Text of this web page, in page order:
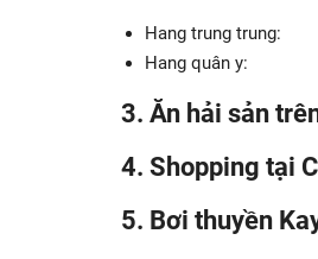
Hang trung trung:
Hang quân y:
3. Ăn hải sản
4. Shopping tại
5. Bơi thuyền